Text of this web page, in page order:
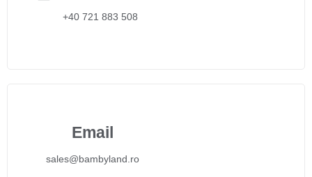
+40 721 883 508
Email
sales@bambyland.ro​